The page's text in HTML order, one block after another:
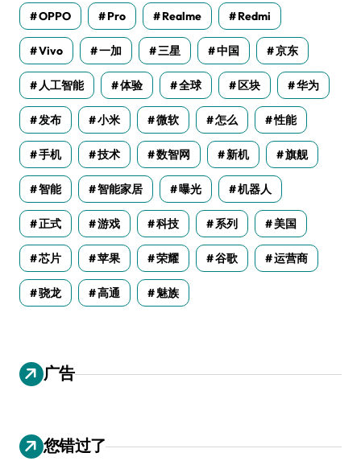
OPPO Pro Realme Redmi
Vivo 一加 三星 中国 京东
人工智能 体验 全球 区块 华为
发布 小米 微软 怎么 性能
手机 技术 数智网 新机 旗舰
智能 智能家居 曝光 机器人
正式 游戏 科技 系列 美国
芯片 苹果 荣耀 谷歌 运营商
骁龙 高通 魅族
广告
您错过了